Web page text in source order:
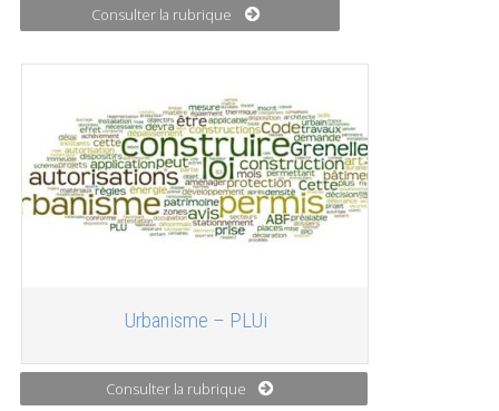
Consulter la rubrique
Urbanisme – PLUi
Consulter la rubrique